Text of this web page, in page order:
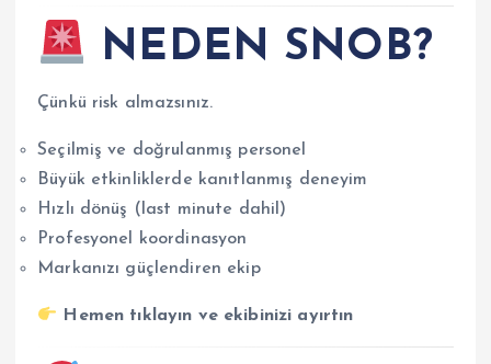
NEDEN SNOB?
Çünkü risk almazsınız.
Seçilmiş ve doğrulanmış personel
Büyük etkinliklerde kanıtlanmış deneyim
Hızlı dönüş (last minute dahil)
Profesyonel koordinasyon
Markanızı güçlendiren ekip
Hemen tıklayın ve ekibinizi ayırtın